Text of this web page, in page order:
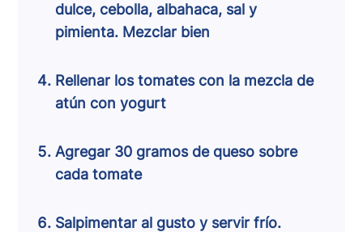
dulce, cebolla, albahaca, sal y
pimienta. Mezclar bien
Rellenar los tomates con la mezcla de
atún con yogurt
Agregar 30 gramos de queso sobre
cada tomate
Salpimentar al gusto y servir frío.